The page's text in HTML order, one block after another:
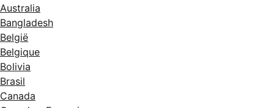
Australia
Bangladesh
België
Belgique
Bolivia
Brasil
Canada